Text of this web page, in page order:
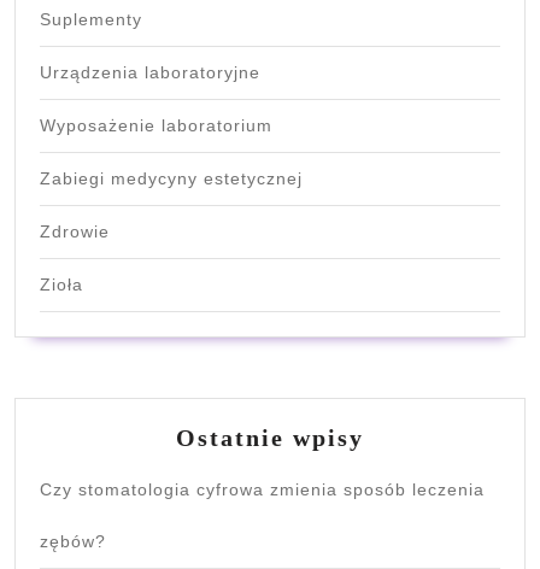
Suplementy
Urządzenia laboratoryjne
Wyposażenie laboratorium
Zabiegi medycyny estetycznej
Zdrowie
Zioła
Ostatnie wpisy
Czy stomatologia cyfrowa zmienia sposób leczenia
zębów?